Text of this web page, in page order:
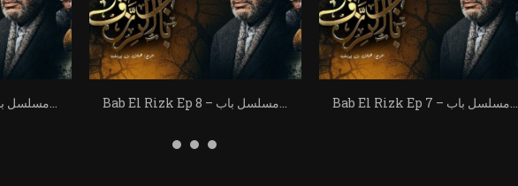
Bab El Rizk Ep 9 – مسلسل باب... Bab El Rizk Ep 8 – مسلسل باب... Bab El Rizk Ep 7 – مسلسل باب...